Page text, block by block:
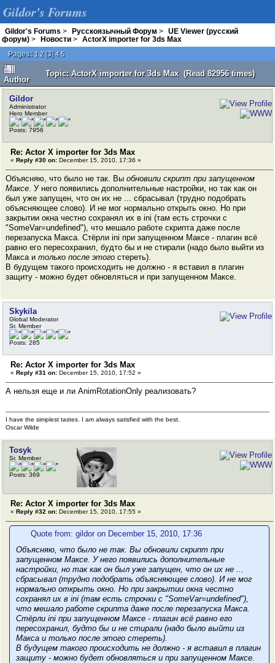
Gildor's Forums
Gildor's Forums > Русскоязычный Форум >
UE Viewer (русский
форум) > Новости >
ActorX importer for 3ds Max
Pages: 1 2[3]4 5
Author
Topic: ActorX importer for 3ds Max (Read 82956 times)
Gildor
Administrator
Hero Member
Posts: 7956
Re: Actor X importer for 3ds Max
« Reply #30 on: December 15, 2010, 17:36 »
Объясняю, что было не так. Вы обновили скрипт при запущенном
Максе. У него появились дополнительные настройки, но так как он
был уже запущен, что он их не ... сбрасывал (трудно подобрать
объясняющее слово). И не мог нормально открыть окно. Но при
закрытии окна честно сохранял их в ini (там есть строчки с
"SomeVar=undefined"), что мешало работе скрипта даже после
перезапуска Макса. Стёрли ini при запущенном Максе - плагин всё
равно его пересохранил, будто бы и не стирали (надо было выйти из
Макса и только после этого стереть).
В будущем такого происходить не должно - я вставил в плагин
защиту - можно будет обновляться и при запущенном Максе.
Skykila
Global Moderator
Sr. Member
Posts: 285
Re: Actor X importer for 3ds Max
« Reply #31 on: December 15, 2010, 17:52 »
А нельзя еще и ли AnimRotationOnly реализовать?
I have the simplest tastes. I am always satisfied with the best.
Oscar Wilde
Tosyk
Sr. Member
Posts: 369
Re: Actor X importer for 3ds Max
« Reply #32 on: December 15, 2010, 17:55 »
Quote from: gildor on December 15, 2010, 17:36
Объясняю, что было не так. Вы обновили скрипт при
запущенном Максе. У него появились дополнительные
настройки, но так как он был уже запущен, что он их не ...
сбрасывал (трудно подобрать объясняющее слово). И не мог
нормально открыть окно. Но при закрытии окна честно
сохранял их в ini (там есть строчки с "SomeVar=undefined"),
что мешало работе скрипта даже после перезапуска Макса.
Стёрли ini при запущенном Максе - плагин всё равно его
пересохранил, будто бы и не стирали (надо было выйти из
Макса и только после этого стереть).
В будущем такого происходить не должно - я вставил в плагин
защиту - можно будет обновляться и при запущенном Максе.